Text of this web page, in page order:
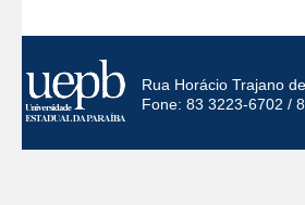
Rua Horácio Trajano
Fone: 83 3223-6702 /